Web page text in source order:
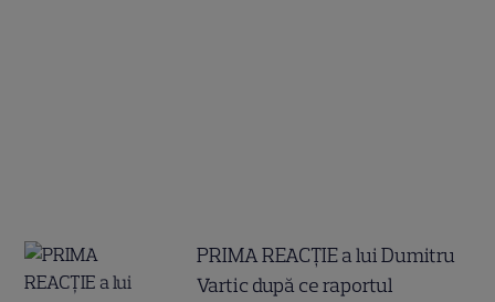
PRIMA REACȚIE a lui Dumitru
Vartic după ce raportul